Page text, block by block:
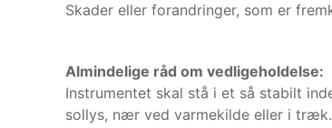
Skader eller forandringer, som er
Almindelige råd om vedligeholdelse:
Instrumentet skal stå i et så stabilt
sollys, nær ved varmekilde eller i